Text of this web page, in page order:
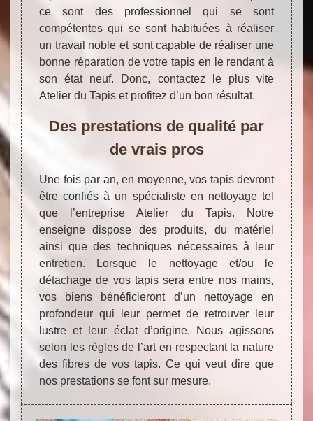
ce sont des professionnel qui se sont
compétentes qui se sont habituées à réaliser
un travail noble et sont capable de réaliser une
bonne réparation de votre tapis en le rendant à
son état neuf. Donc, contactez le plus vite
Atelier du Tapis et profitez d’un bon résultat.
Des prestations de qualité par
de vrais pros
Une fois par an, en moyenne, vos tapis devront
être confiés à un spécialiste en nettoyage tel
que l’entreprise Atelier du Tapis. Notre
enseigne dispose des produits, du matériel
ainsi que des techniques nécessaires à leur
entretien. Lorsque le nettoyage et/ou le
détachage de vos tapis sera entre nos mains,
vos biens bénéficieront d’un nettoyage en
profondeur qui leur permet de retrouver leur
lustre et leur éclat d’origine. Nous agissons
selon les règles de l’art en respectant la nature
des fibres de vos tapis. Ce qui veut dire que
nos prestations se font sur mesure.